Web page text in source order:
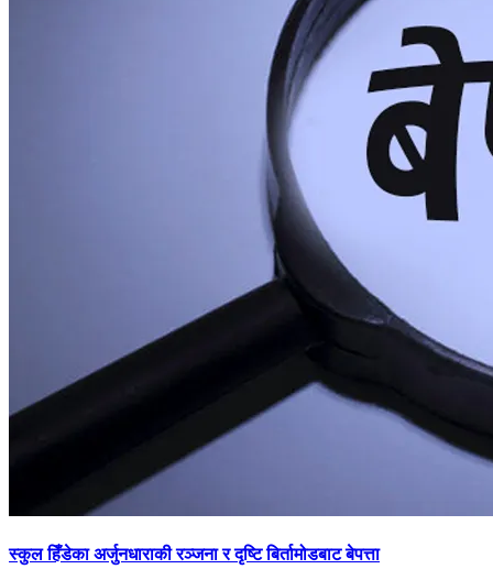
स्कुल हिँडेका अर्जुनधाराकी रञ्जना र दृष्टि बिर्तामोडबाट बेपत्ता